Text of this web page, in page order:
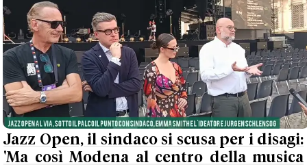
Jazz Open, il sindaco si scusa per i disagi:
'Ma così Modena al centro della musica